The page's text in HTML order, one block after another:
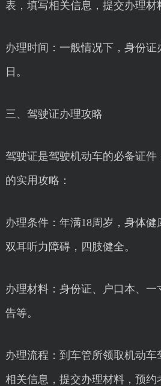
表，填写相关信息，提交办理材
办理时间：一般情况下，身份证
日。
三、驾驶证办理攻略
驾驶证是驾驶机动车的必备证件
的实用攻略：
办理条件：年满18周岁，身体健
双耳听力障碍，四肢健全。
办理材料：身份证、户口本、一
告等。
办理流程：到车管所领取机动车
相关信息，提交办理材料，预约